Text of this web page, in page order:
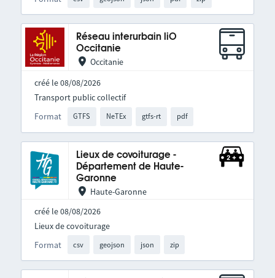
Réseau interurbain liO
Occitanie
Occitanie
créé le 08/08/2026
Format GTFS NeTEx gtfs-rt pdf
Transport public collectif
Lieux de covoiturage -
Département de Haute-
Garonne
Haute-Garonne
créé le 08/08/2026
Format csv geojson json zip
Lieux de covoiturage